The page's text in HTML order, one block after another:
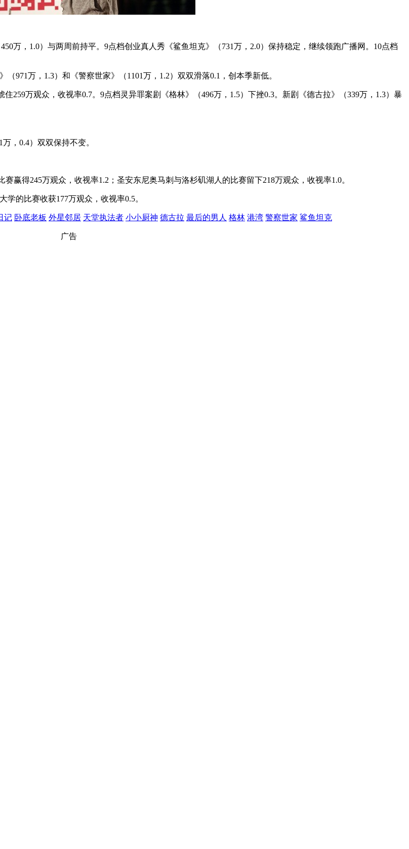
万，1.0）与两周前持平。9点档创业真人秀《鲨鱼坦克》（731万，2.0）保持稳定，继续领跑广播网。10点档
971万，1.3）和《警察世家》（1101万，1.2）双双滑落0.1，创本季新低。
259万观众，收视率0.7。9点档灵异罪案剧《格林》（496万，1.5）下挫0.3。新剧《德古拉》（339万，1.3）暴
，0.4）双双保持不变。
赢得245万观众，收视率1.2；圣安东尼奥马刺与洛杉矶湖人的比赛留下218万观众，收视率1.0。
的比赛收获177万观众，收视率0.5。
记 卧底老板 外星邻居 天堂执法者 小小厨神 德古拉 最后的男人 格林 港湾 警察世家 鲨鱼坦克
广告